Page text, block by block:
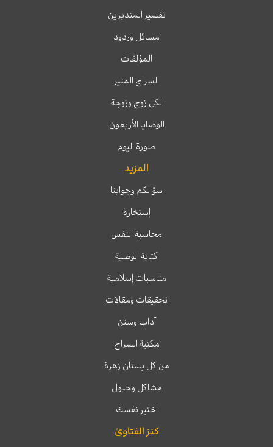
تفسير المتدبرين
مسائل وردود
المؤلفات
السراج المنير
لكل زوج وزوجة
الوصايا الأربعون
صورة اليوم
المزيد
سؤالكم وجوابنا
إستخارة
محاسبة النفس
كتابة الوصية
مناسبات إسلامية
تحقيقات ومقالات
آداب وسنن
مكتبة السراج
من كل بستان زهرة
مشاكل وحلول
اختبر نفسك
كنز الفتاوىٰ